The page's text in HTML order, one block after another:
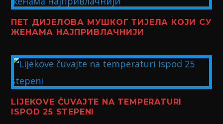
ПЕТ ДИЈЕЛОВА МУШКОГ ТИЈЕЛА КОЈИ СУ
ЖЕНАМА НАЈПРИВЛАЧНИЈИ
LIJEKOVE ČUVAJTE NA TEMPERATURI
ISPOD 25 STEPENI